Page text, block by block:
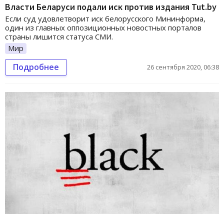
Власти Беларуси подали иск против издания Tut.by
Если суд удовлетворит иск белорусского Мининформа,
один из главных оппозиционных новостных порталов
страны лишится статуса СМИ.
Мир
Подробнее 26 сентября 2020, 06:38